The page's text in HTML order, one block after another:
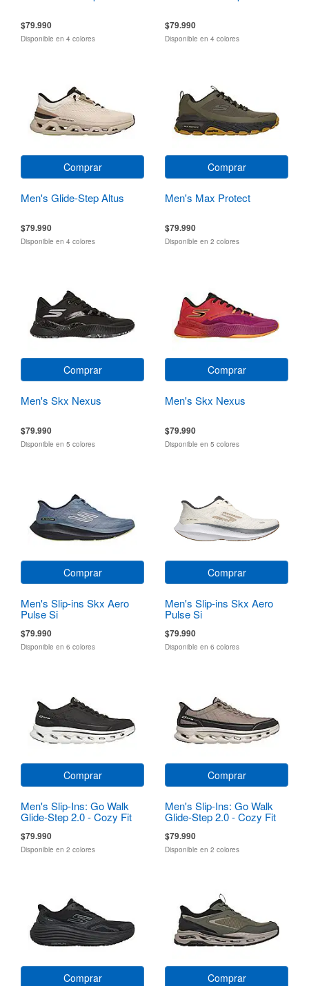
$79.990
Disponible en 4 colores
$79.990
Disponible en 4 colores
Comprar
Men's Glide-Step Altus
$79.990
Disponible en 4 colores
Comprar
Men's Max Protect
$79.990
Disponible en 2 colores
Comprar
Men's Skx Nexus
$79.990
Disponible en 5 colores
Comprar
Men's Skx Nexus
$79.990
Disponible en 5 colores
Comprar
Men's Slip-ins Skx Aero
Pulse Si
$79.990
Disponible en 6 colores
Comprar
Men's Slip-ins Skx Aero
Pulse Si
$79.990
Disponible en 6 colores
Comprar
Men's Slip-Ins: Go Walk
Glide-Step 2.0 - Cozy Fit
$79.990
Disponible en 2 colores
Comprar
Men's Slip-Ins: Go Walk
Glide-Step 2.0 - Cozy Fit
$79.990
Disponible en 2 colores
Comprar Comprar